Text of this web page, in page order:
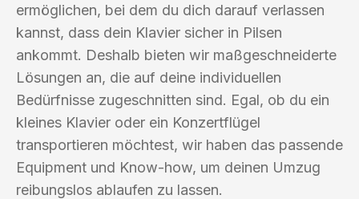
ermöglichen, bei dem du dich darauf verlassen
kannst, dass dein Klavier sicher in Pilsen
ankommt. Deshalb bieten wir maßgeschneiderte
Lösungen an, die auf deine individuellen
Bedürfnisse zugeschnitten sind. Egal, ob du ein
kleines Klavier oder ein Konzertflügel
transportieren möchtest, wir haben das passende
Equipment und Know-how, um deinen Umzug
reibungslos ablaufen zu lassen.